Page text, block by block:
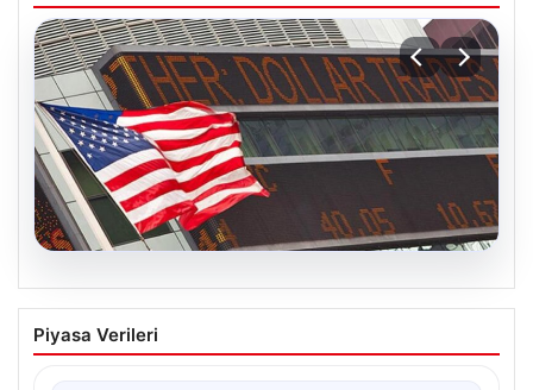
05.08.2026
FED faiz kararı ne zaman açıklanacak?
Nisan ayı faiz beklentisi belli oldu
Piyasa Verileri